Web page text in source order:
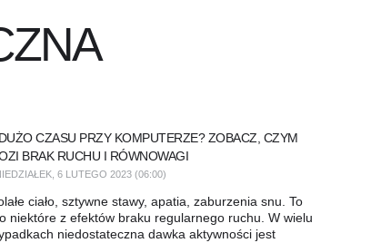
CZASU PRZY KOMPUTERZE? ZOBACZ, CZYM
BRAK RUCHU I RÓWNOWAGI
6 LUTEGO 2023 (06:00)
ciało, sztywne stawy, apatia, zaburzenia snu. To
niektóre z efektów braku regularnego ruchu. W wielu
niedostateczna dawka aktywności jest